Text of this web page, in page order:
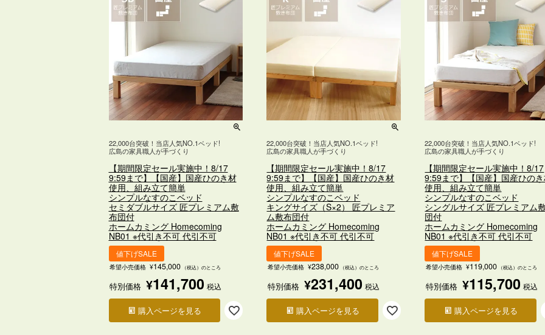
22,000台突破！当店人気NO.1ベッド!
広島の家具職人が手づくり
【期間限定セール実施中！8/17
9:59まで】【国産】国産ひのき材
使用、組み立て簡単
シンプルなすのこベッド
セミダブルサイズ 匠プレミアム敷
布団付
ホームカミング Homecoming
NB01 ※代引き不可 代引不可
値下げSALE
希望小売価格 ¥145,000 （税込）のところ
特別価格 ¥141,700 税込
購入ページを見る
22,000台突破！当店人気NO.1ベッド!
広島の家具職人が手づくり
【期間限定セール実施中！8/17
9:59まで】【国産】国産ひのき材
使用、組み立て簡単
シンプルなすのこベッド
キングサイズ（S×2） 匠プレミア
ム敷布団付
ホームカミング Homecoming
NB01 ※代引き不可 代引不可
値下げSALE
希望小売価格 ¥238,000 （税込）のところ
特別価格 ¥231,400 税込
購入ページを見る
22,000台突破！当店人気NO.1ベッド!
広島の家具職人が手づくり
【期間限定セール実施中！8/17
9:59まで】【国産】国産ひの
使用、組み立て簡単
シンプルなすのこベッド
シングルサイズ 匠プレミアム
団付
ホームカミング Homecoming
NB01 ※代引き不可 代引不可
値下げSALE
希望小売価格 ¥119,000 （税込）のところ
特別価格 ¥115,700 税込
購入ページを見る